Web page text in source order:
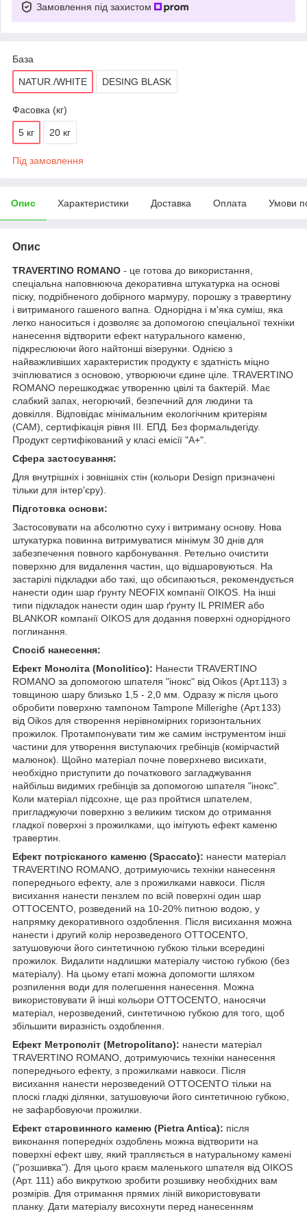
Замовлення під захистом
База
NATUR./WHITE DESING BLASK
Фасовка (кг)
5 кг 20 кг
Під замовлення
Опис Характеристики Доставка Оплата Умови
Опис
TRAVERTINO ROMANO - це готова до використання,
спеціальна наповнююча декоративна штукатурка на основі
піску, подрібненого добірного мармуру, порошку з травертину
і витриманого гашеного вапна. Однорідна і м'яка суміш, яка
легко наноситься і дозволяє за допомогою спеціальної техніки
нанесення відтворити ефект натурального каменю,
підкреслюючи його найтонші візерунки. Однією з
найважливіших характеристик продукту є здатність міцно
зчіплюватися з основою, утворюючи єдине ціле. TRAVERTINO
ROMANO перешкоджає утворенню цвілі та бактерій. Має
слабкий запах, негорючий, безпечний для людини та
довкілля. Відповідає мінімальним екологічним критеріям
(CAM), сертифікація рівня III. ЕПД. Без формальдегіду.
Продукт сертифікований у класі емісії "A+".
Сфера застосування:
Для внутрішніх і зовнішніх стін (кольори Design призначені
тільки для інтер'єру).
Підготовка основи:
Застосовувати на абсолютно суху і витриману основу. Нова
штукатурка повинна витримуватися мінімум 30 днів для
забезпечення повного карбонування. Ретельно очистити
поверхню для видалення частин, що відшаровуються. На
застарілі підкладки або такі, що обсипаються, рекомендується
нанести один шар ґрунту NEOFIX компанії OIKOS. На інші
типи підкладок нанести один шар ґрунту IL PRIMER або
BLANKOR компанії OIKOS для додання поверхні однорідного
поглинання.
Спосіб нанесення:
Ефект Моноліта (Monolitico): Нанести TRAVERTINO
ROMANO за допомогою шпателя "інокс" від Oikos (Арт.113) з
товщиною шару близько 1,5 - 2,0 мм. Одразу ж після цього
обробити поверхню тампоном Tampone Millerighe (Арт.133)
від Oikos для створення нерівномірних горизонтальних
прожилок. Протампонувати тим же самим інструментом інші
частини для утворення виступаючих гребінців (комірчастий
малюнок). Щойно матеріал почне поверхнево висихати,
необхідно приступити до початкового загладжування
найбільш видимих гребінців за допомогою шпателя "інокс".
Коли матеріал підсохне, ще раз пройтися шпателем,
пригладжуючи поверхню з великим тиском до отримання
гладкої поверхні з прожилками, що імітують ефект каменю
травертин.
Ефект потрісканого каменю (Spaccato): нанести матеріал
TRAVERTINO ROMANO, дотримуючись техніки нанесення
попереднього ефекту, але з прожилками навкоси. Після
висихання нанести пензлем по всій поверхні один шар
OTTOCENTO, розведений на 10-20% питною водою, у
напрямку декоративного оздоблення. Після висихання можна
нанести і другий колір нерозведеного OTTOCENTO,
затушовуючи його синтетичною губкою тільки всередині
прожилок. Видалити надлишки матеріалу чистою губкою (без
матеріалу). На цьому етапі можна допомогти шляхом
розпилення води для полегшення нанесення. Можна
використовувати й інші кольори OTTOCENTO, наносячи
матеріал, нерозведений, синтетичною губкою для того, щоб
збільшити виразність оздоблення.
Ефект Метрополіт (Metropolitano): нанести матеріал
TRAVERTINO ROMANO, дотримуючись техніки нанесення
попереднього ефекту, з прожилками навкоси. Після
висихання нанести нерозведений OTTOCENTO тільки на
плоскі гладкі ділянки, затушовуючи його синтетичною губкою,
не зафарбовуючи прожилки.
Ефект старовинного каменю (Pietra Antica): після
виконання попередніх оздоблень можна відтворити на
поверхні ефект шву, який трапляється в натуральному камені
("розшивка"). Для цього краєм маленького шпателя від OIKOS
(Арт. 111) або викруткою зробити розшивку необхідних вам
розмірів. Для отримання прямих ліній використовувати
планку. Дати матеріалу висохнути перед нанесенням